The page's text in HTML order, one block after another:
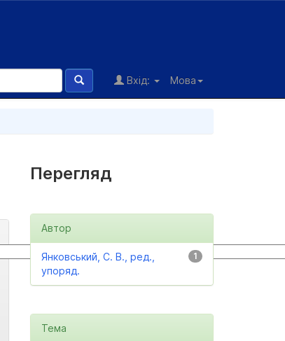
Мова
Вхід:
Перегляд
Автор
1
Янковський, С. В., ред.,
упоряд.
Тема